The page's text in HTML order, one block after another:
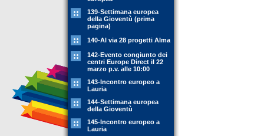
139-Settimana europea
della Gioventù (prima
pagina)
140-Al via 28 progetti Alma
142-Evento congiunto dei
centri Europe Direct il 22
marzo p.v. alle 10:00
143-Incontro europeo a
Lauria
144-Settimana europea
della Gioventù
145-Incontro europeo a
Lauria